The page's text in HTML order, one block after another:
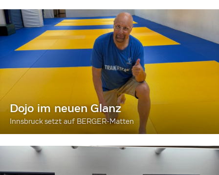
Dojo im neuen Glanz
Innsbruck setzt auf BERGER-Matten